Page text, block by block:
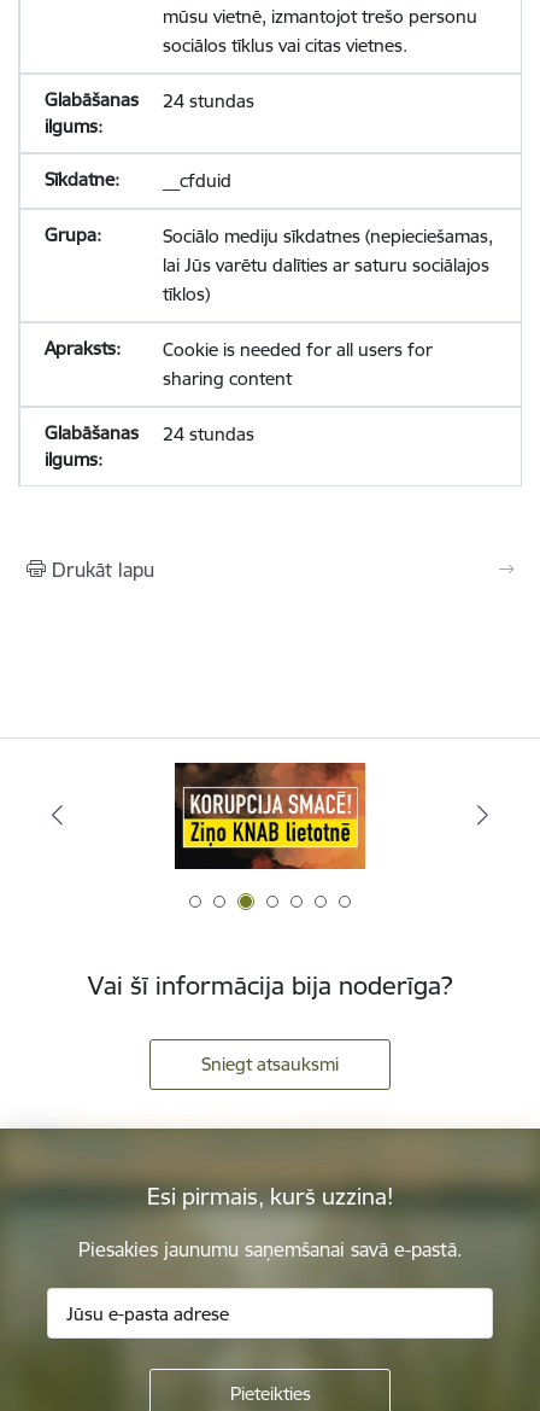
mūsu vietnē, izmantojot trešo personu
sociālos tīklus vai citas vietnes.
24 stundas
__cfduid
Sociālo mediju sīkdatnes (nepieciešamas,
lai Jūs varētu dalīties ar saturu sociālajos
tīklos)
Cookie is needed for all users for
sharing content
24 stundas
Drukāt lapu
Vai šī informācija bija noderīga?
Sniegt atsauksmi
Esi pirmais, kurš uzzina!
Piesakies jaunumu saņemšanai savā e-pastā.